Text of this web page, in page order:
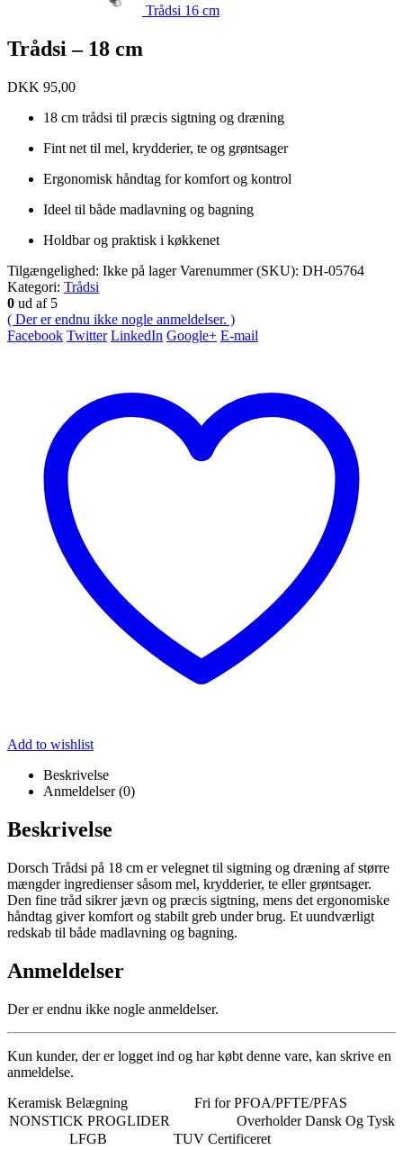
Trådsi 16 cm
Trådsi – 18 cm
DKK 95,00
18 cm trådsi til præcis sigtning og dræning
Fint net til mel, krydderier, te og grøntsager
Ergonomisk håndtag for komfort og kontrol
Ideel til både madlavning og bagning
Holdbar og praktisk i køkkenet
Tilgængelighed: Ikke på lager Varenummer (SKU): DH-05764
Kategori: Trådsi
0 ud af 5
( Der er endnu ikke nogle anmeldelser. )
Facebook Twitter LinkedIn Google+ E-mail
Add to wishlist
Beskrivelse
Anmeldelser (0)
Beskrivelse
Dorsch Trådsi på 18 cm er velegnet til sigtning og dræning af større
mængder ingredienser såsom mel, krydderier, te eller grøntsager.
Den fine tråd sikrer jævn og præcis sigtning, mens det ergonomiske
håndtag giver komfort og stabilt greb under brug. Et uundværligt
redskab til både madlavning og bagning.
Anmeldelser
Der er endnu ikke nogle anmeldelser.
Kun kunder, der er logget ind og har købt denne vare, kan skrive en
anmeldelse.
Keramisk Belægning
Fri for PFOA/PFTE/PFAS
NONSTICK PROGLIDER
Overholder Dansk Og Tysk
LFGB
TUV Certificeret